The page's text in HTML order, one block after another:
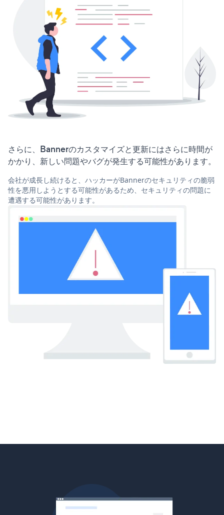
さらに、Bannerのカスタマイズと更新にはさらに時間が
かかり、新しい問題やバグが発生する可能性があります。
会社が成長し続けると、ハッカーがBannerのセキュリティの脆弱
性を悪用しようとする可能性があるため、セキュリティの問題に
遭遇する可能性があります。